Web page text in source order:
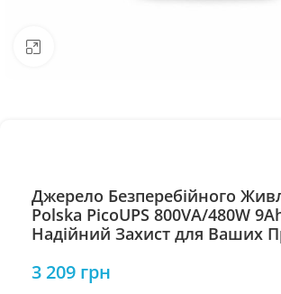
Джерело Безперебійного
Polska PicoUPS 800VA/480W
Надійний Захист для Ваших
3 209 грн